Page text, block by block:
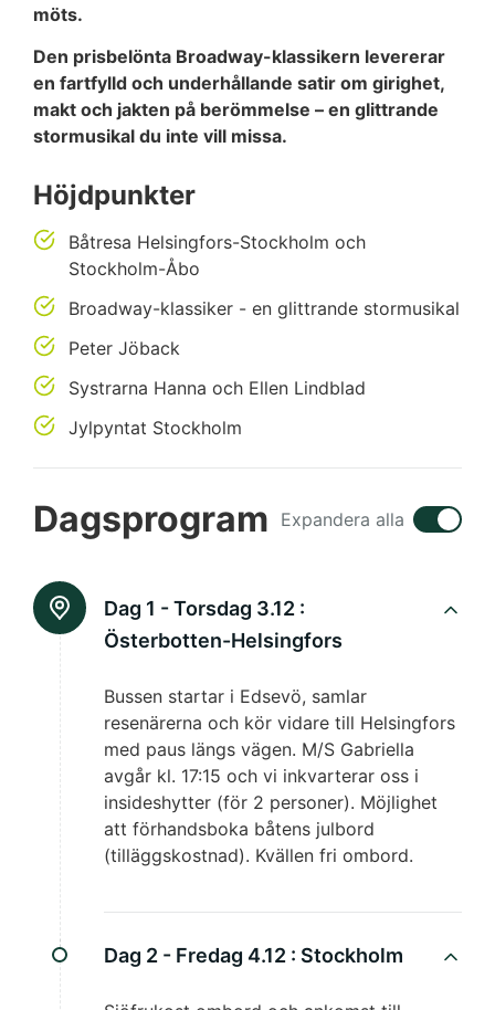
möts.
Den prisbelönta Broadway-klassikern levererar
en fartfylld och underhållande satir om girighet,
makt och jakten på berömmelse – en glittrande
stormusikal du inte vill missa.
Höjdpunkter
Båtresa Helsingfors-Stockholm och
Stockholm-Åbo
Broadway-klassiker - en glittrande stormusikal
Peter Jöback
Systrarna Hanna och Ellen Lindblad
Jylpyntat Stockholm
Dagsprogram Expandera alla
Dag 1 - Torsdag 3.12 :
Österbotten-Helsingfors
Bussen startar i Edsevö, samlar
resenärerna och kör vidare till Helsingfors
med paus längs vägen. M/S Gabriella
avgår kl. 17:15 och vi inkvarterar oss i
insideshytter (för 2 personer). Möjlighet
att förhandsboka båtens julbord
(tilläggskostnad). Kvällen fri ombord.
Dag 2 - Fredag 4.12 : Stockholm